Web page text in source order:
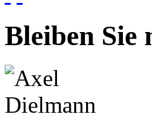
Bleiben Sie